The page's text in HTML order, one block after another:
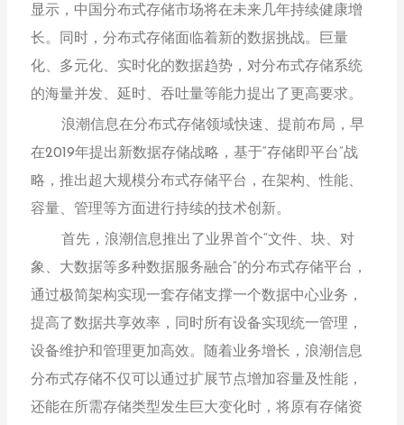
显示，中国分布式存储市场将在未来几年持续健康增
长。同时，分布式存储面临着新的数据挑战。巨量
化、多元化、实时化的数据趋势，对分布式存储系统
的海量并发、延时、吞吐量等能力提出了更高要求。
浪潮信息在分布式存储领域快速、提前布局，早
在2019年提出新数据存储战略，基于“存储即平台”战
略，推出超大规模分布式存储平台，在架构、性能、
容量、管理等方面进行持续的技术创新。
首先，浪潮信息推出了业界首个“文件、块、对
象、大数据等多种数据服务融合”的分布式存储平台，
通过极简架构实现一套存储支撑一个数据中心业务，
提高了数据共享效率，同时所有设备实现统一管理，
设备维护和管理更加高效。随着业务增长，浪潮信息
分布式存储不仅可以通过扩展节点增加容量及性能，
还能在所需存储类型发生巨大变化时，将原有存储资